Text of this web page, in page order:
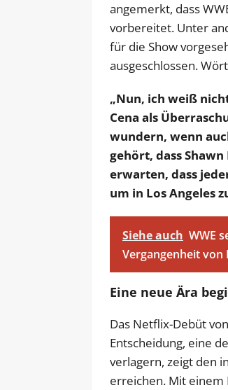
angemerkt, dass
vorbereitet. Unter
für die Show
ausgeschlossen.
„Nun, ich weiß
Cena als
wundern, wenn
gehört, dass
erwarten, dass
um in Los Angeles
Siehe auch WWE
Vergangenheit von
Eine neue Ära
Das Netflix-Debüt
Entscheidung, eine
verlagern, zeigt den
erreichen. Mit einem